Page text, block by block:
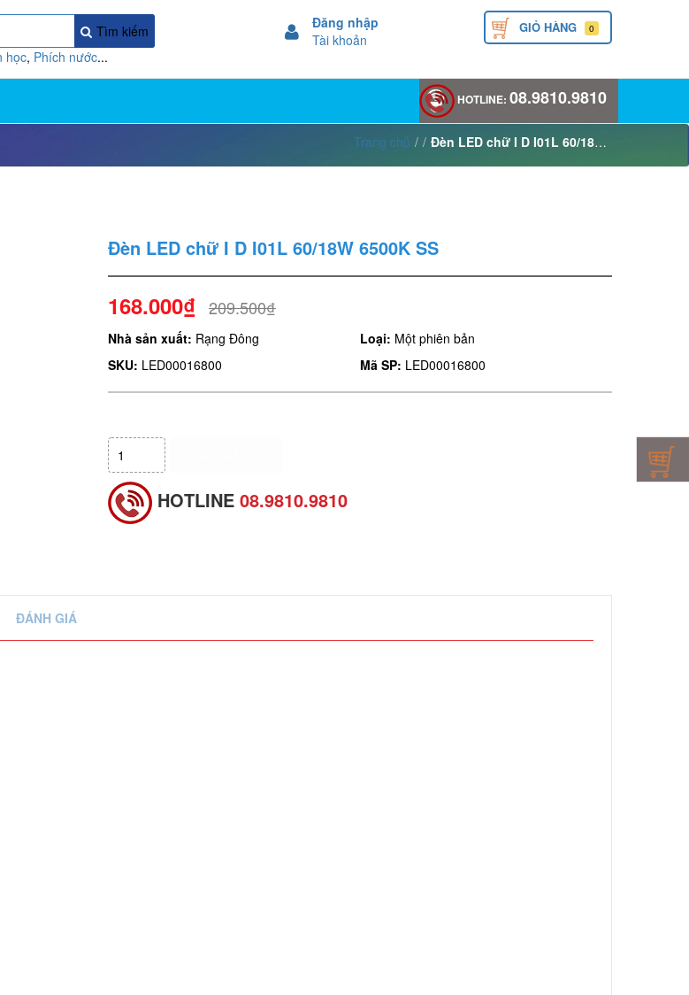
Tìm kiếm
học, Phích nước...
Đăng nhập
Tài khoản
GIỎ HÀNG 0
HOTLINE: 08.9810.9810
Trang chủ / / Đèn LED chữ I D I01L 60/18W 6500K SS
Đèn LED chữ I D I01L 60/18W 6500K SS
168.000₫ 209.500₫
Nhà sản xuất: Rạng Đông Loại: Một phiên bản
SKU: LED00016800 Mã SP: LED00016800
HOTLINE 08.9810.9810
ĐÁNH GIÁ